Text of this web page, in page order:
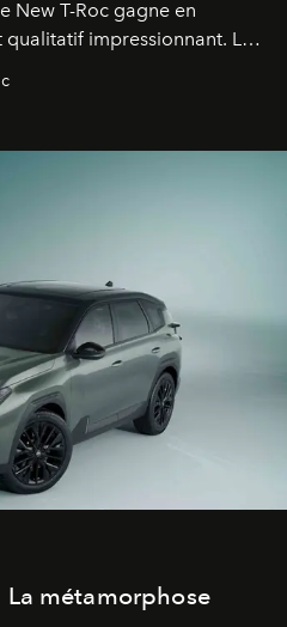
New T-Roc gagne en
impressionnant. Le
en profondeur son SUV
Et le pari semble
La métamorphose